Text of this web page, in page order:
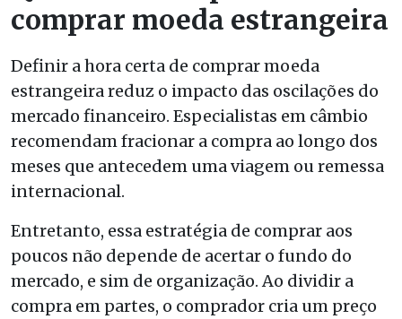
comprar moeda estrangeira
Definir a hora certa de comprar moeda
estrangeira reduz o impacto das oscilações do
mercado financeiro. Especialistas em câmbio
recomendam fracionar a compra ao longo dos
meses que antecedem uma viagem ou remessa
internacional.
Entretanto, essa estratégia de comprar aos
poucos não depende de acertar o fundo do
mercado, e sim de organização. Ao dividir a
compra em partes, o comprador cria um preço